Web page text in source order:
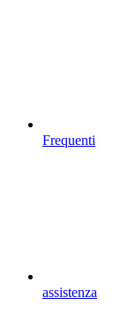
Frequenti
assistenza